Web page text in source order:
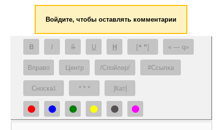
Войдите, чтобы оставлять комментарии
B I S U H [❝ ❞] — q
Вправо Центр /Спойлер/ #Ссылка
Сноска1 * * * |Кат|